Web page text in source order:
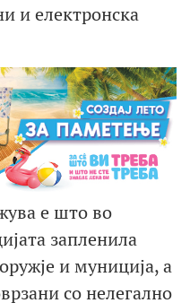
и електронска
е што во
запленила
и муниција, а
со нелегално